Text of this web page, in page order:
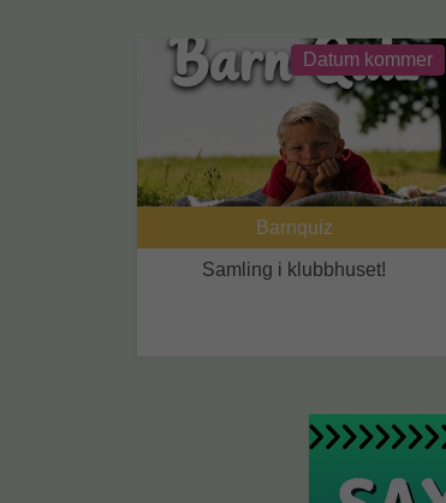
Datum kommer
Barnquiz
Samling i klubbhuset!